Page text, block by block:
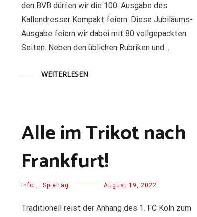
den BVB dürfen wir die 100. Ausgabe des
Kallendresser Kompakt feiern. Diese Jubiläums-
Ausgabe feiern wir dabei mit 80 vollgepackten
Seiten. Neben den üblichen Rubriken und…
WEITERLESEN
Alle im Trikot nach
Frankfurt!
Info , Spieltag August 19, 2022
Traditionell reist der Anhang des 1. FC Köln zum